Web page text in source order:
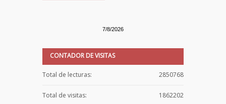
7/8/2026
CONTADOR DE VISITAS
2850768
Total de lecturas:
1862202
Total de visitas: